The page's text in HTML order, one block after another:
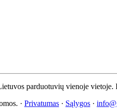
parduotuvių vienoje
· Privatumas · Sąlygos ·